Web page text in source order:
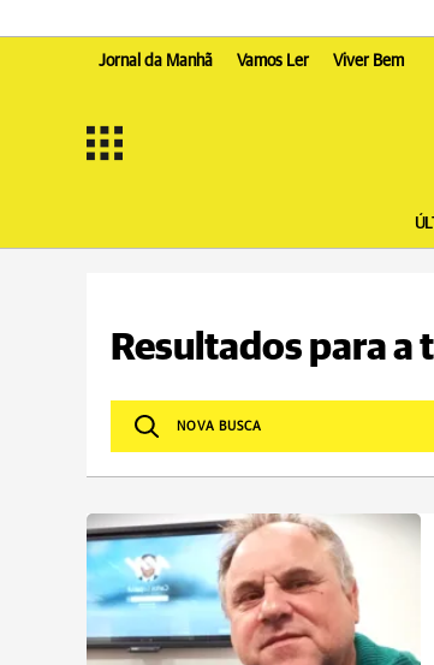
Jornal da Manhã Vamos Ler Viver Bem
Resultados para